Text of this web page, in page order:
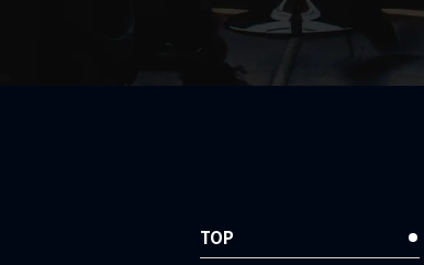
TOP